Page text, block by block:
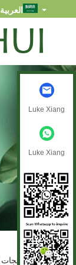
العربية
بيت > منتجات
Luke Xiang
Luke Xiang